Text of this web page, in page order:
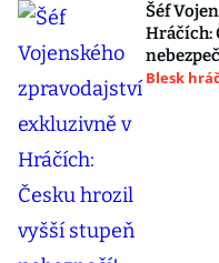
Šéf
Hráčích:
Blesk